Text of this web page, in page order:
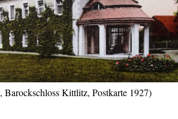
Barockschloss Kittlitz, Postkarte 1927)